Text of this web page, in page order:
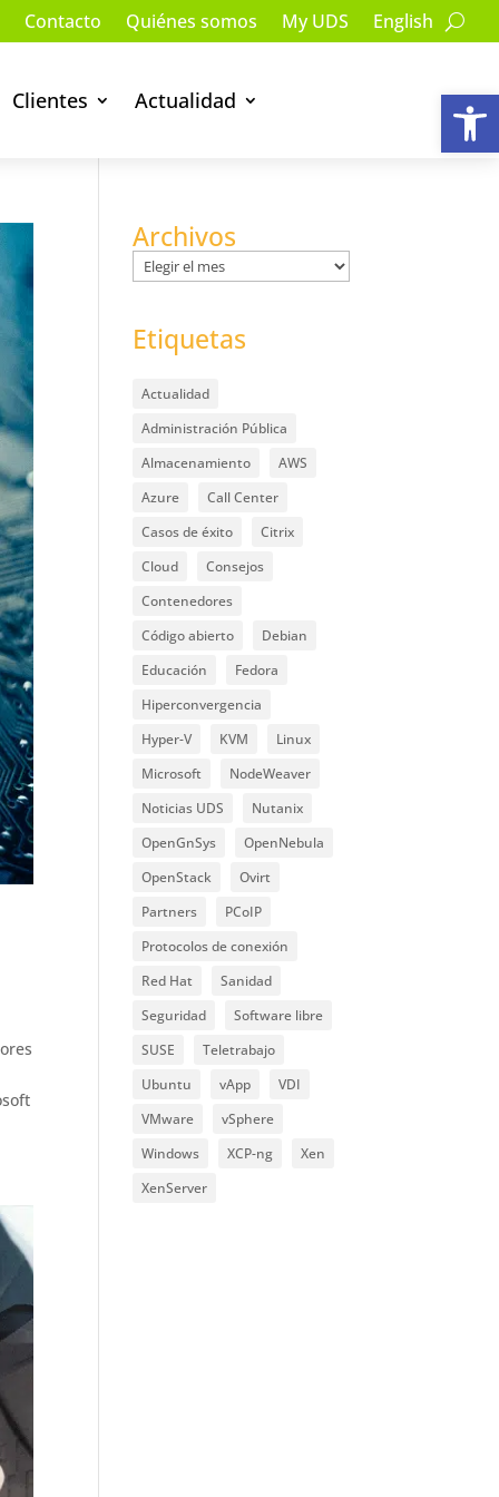
Contacto Quiénes somos My UDS English
Clientes Actualidad
Archivos
Archivos
Etiquetas
Actualidad
Administración Pública
Almacenamiento
AWS
Azure
Call Center
Casos de éxito
Citrix
Cloud
Consejos
Contenedores
Código abierto
Debian
Educación
Fedora
Hiperconvergencia
Hyper-V
KVM
Linux
Microsoft
NodeWeaver
Noticias UDS
Nutanix
OpenGnSys
OpenNebula
OpenStack
Ovirt
Partners
PCoIP
Protocolos de conexión
Red Hat
Sanidad
Seguridad
Software libre
SUSE
Teletrabajo
Ubuntu
vApp
VDI
VMware
vSphere
Windows
XCP-ng
Xen
XenServer